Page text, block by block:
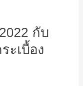
กับ
ะเบื้อง